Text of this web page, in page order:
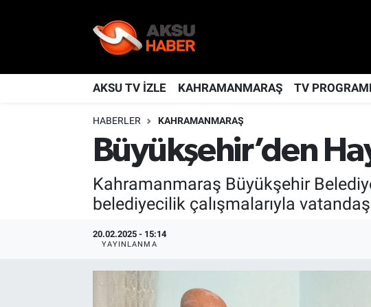
AKSU TV İZLE KAHRAMANMARAŞ TV
HABERLER KAHRAMANMARAŞ
Büyükşehir’den
Kahramanmaraş Büyükşehir
belediyecilik çalışmalarıyla
20.02.2025 - 15:14
YAYINLANMA
KAHRAMANMARAŞ
Nöbetçi Eczaneler
Hava Durumu
Kahramanmaraş Namaz Vakitleri
Trafik Durumu
TFF 2.Lig Kırmızı Grup Puan Durumu ve Fikstür
Tüm Manşetler